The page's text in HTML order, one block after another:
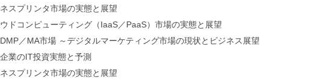
スプリンタ市場の実態と展望
ドコンピューティング（IaaS／PaaS）市場の実態と展望
／MA市場 ～デジタルマーケティング市場の現状とビジネス展望
業のIT投資実態と予測
スプリンタ市場の実態と展望